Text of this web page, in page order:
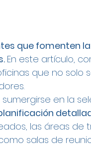
que fomenten
En este artículo,
que no solo
en la
las áreas de
salas de